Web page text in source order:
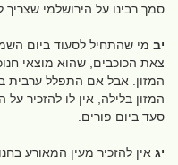
סמך רבינו על הירושלמי שצריך
יב מי שהתחיל לסעוד ביום
צאת הכוכבים, שהוא מוצאי
המזון. אבל אם התפלל ערבית
המזון בלילה, אין לו להזכיר
סעד ביום פורים.
יג אין להזכיר מעין המאורע